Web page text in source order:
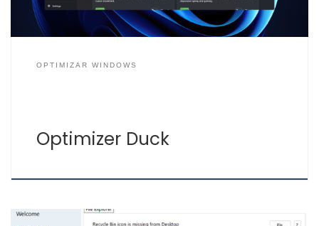
OPTIMIZAR WINDOWS
Optimizer Duck